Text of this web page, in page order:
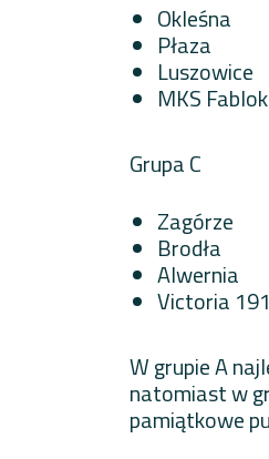
Okleśna
Płaza
Luszowice
MKS
Grupa C
Zagórze
Brodła
Alwernia
Victoria
W grupie A
natomiast w
pamiątkowe